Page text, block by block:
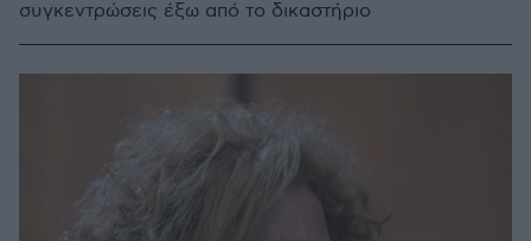
συγκεντρώσεις έξω από το δικαστήριο